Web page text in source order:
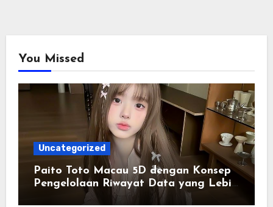
You Missed
Uncategorized
Paito Toto Macau 5D dengan Konsep
Pengelolaan Riwayat Data yang Lebih
Lengkap dan Sistematis